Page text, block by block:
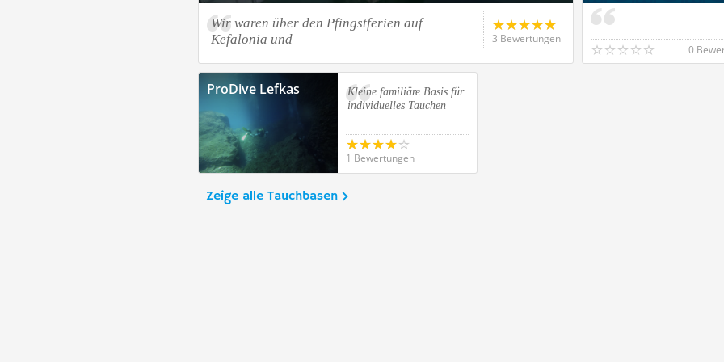
Wir waren über den Pfingstferien auf
Kefalonia und
3 Bewertungen
0
ProDive Lefkas
Kleine familiäre Basis für
individuelles Tauchen
1 Bewertungen
Zeige alle Tauchbasen